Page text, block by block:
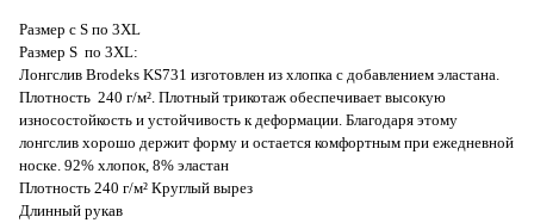
Размер с S по 3XL
Размер S по 3XL:
Лонгслив Brodeks KS731 изготовлен из хлопка с добавлением эластана.
Плотность 240 г/м². Плотный трикотаж обеспечивает высокую
износостойкость и устойчивость к деформации. Благодаря этому
лонгслив хорошо держит форму и остается комфортным при ежедневной
носке. 92% хлопок, 8% эластан
Плотность 240 г/м² Круглый вырез
Длинный рукав